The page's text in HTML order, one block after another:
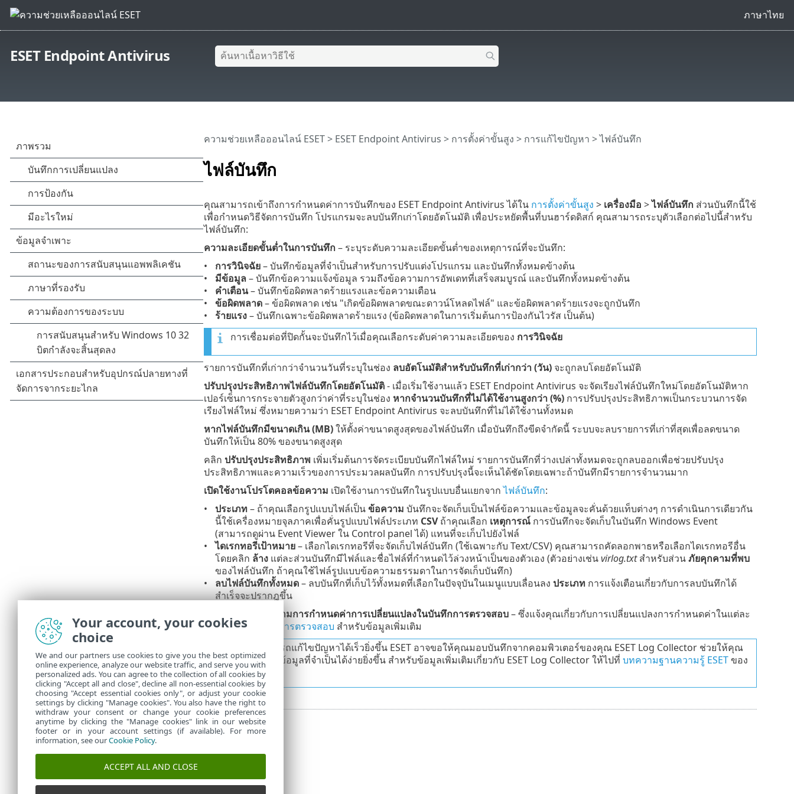
ภาษาไทย
ESET Endpoint Antivirus
ไฟล์บันทึก
ความช่วยเหลือออนไลน์ ESET> ESET Endpoint Antivirus > การตั้งค่าขั้นสูง > การแก้ไขปัญหา > ไฟล์บันทึก
คุณสามารถเข้าถึงการกำหนดค่าการบันทึกของ ESET Endpoint Antivirus ได้ใน การตั้งค่าขั้นสูง > เครื่องมือ >ไฟล์บันทึก ส่วนบันทึกนี้ใช้
เพื่อกำหนดวิธีจัดการบันทึก โปรแกรมจะลบบันทึกเก่าโดยอัตโนมัติ เพื่อประหยัดพื้นที่บนฮาร์ดดิสก์ คุณสามารถระบุตัวเลือกต่อไปนี้สำหรับ
ไฟล์บันทึก:
ความละเอียดขั้นต่ำในการบันทึก – ระบุระดับความละเอียดขั้นต่ำของเหตุการณ์ที่จะบันทึก:
การวินิจฉัย– บันทึกข้อมูลที่จำเป็นสำหรับการปรับแต่งโปรแกรม และบันทึกทั้งหมดข้างต้น
มีข้อมูล– บันทึกข้อความแจ้งข้อมูล รวมถึงข้อความการอัพเดทที่เสร็จสมบูรณ์ และบันทึกทั้งหมดข้างต้น
คำเตือน– บันทึกข้อผิดพลาดร้ายแรงและข้อความเตือน
ข้อผิดพลาด– ข้อผิดพลาด เช่น "เกิดข้อผิดพลาดขณะดาวน์โหลดไฟล์" และข้อผิดพลาดร้ายแรงจะถูกบันทึก
ร้ายแรง– บันทึกเฉพาะข้อผิดพลาดร้ายแรง (ข้อผิดพลาดในการเริ่มต้นการป้องกันไวรัส เป็นต้น)
การเชื่อมต่อที่ปิดกั้นจะบันทึกไว้เมื่อคุณเลือกระดับค่าความละเอียดของ การวินิจฉัย
รายการบันทึกที่เก่ากว่าจำนวนวันที่ระบุในช่อง ลบอัตโนมัติสำหรับบันทึกที่เก่ากว่า (วัน)จะถูกลบโดยอัตโนมัติ
ปรับปรุงประสิทธิภาพไฟล์บันทึกโดยอัตโนมัติ- เมื่อเริ่มใช้งานแล้ว ESET Endpoint Antivirus จะจัดเรียงไฟล์บันทึกใหม่โดยอัตโนมัติหาก
เปอร์เซ็นการกระจายตัวสูงกว่าค่าที่ระบุในช่อง หากจำนวนบันทึกที่ไม่ได้ใช้งานสูงกว่า (%)การปรับปรุงประสิทธิภาพเป็นกระบวนการจัด
เรียงไฟล์ใหม่ ซึ่งหมายความว่า ESET Endpoint Antivirus จะลบบันทึกที่ไม่ได้ใช้งานทั้งหมด
หากไฟล์บันทึกมีขนาดเกิน (MB)ให้ตั้งค่าขนาดสูงสุดของไฟล์บันทึก เมื่อบันทึกถึงขีดจำกัดนี้ ระบบจะลบรายการที่เก่าที่สุดเพื่อลดขนาด
บันทึกให้เป็น 80% ของขนาดสูงสุด
คลิก ปรับปรุงประสิทธิภาพ เพิ่มเริ่มต้นการจัดระเบียบบันทึกไฟล์ใหม่ รายการบันทึกที่ว่างเปล่าทั้งหมดจะถูกลบออกเพื่อช่วยปรับปรุง
ประสิทธิภาพและความเร็วของการประมวลผลบันทึก การปรับปรุงนี้จะเห็นได้ชัดโดยเฉพาะถ้าบันทึกมีรายการจำนวนมาก
เปิดใช้งานโปรโตคอลข้อความ เปิดใช้งานการบันทึกในรูปแบบอื่นแยกจากไฟล์บันทึก:
ประเภท– ถ้าคุณเลือกรูปแบบไฟล์เป็นข้อความ บันทึกจะจัดเก็บเป็นไฟล์ข้อความและข้อมูลจะคั่นด้วยแท็บต่างๆ การดำเนินการเดียวกัน
นี้ใช้เครื่องหมายจุลภาคเพื่อคั่นรูปแบบไฟล์ประเภท CSVถ้าคุณเลือก เหตุการณ์การบันทึกจะจัดเก็บในบันทึก Windows Event
(สามารถดูผ่าน Event Viewer ใน Control panel ได้) แทนที่จะเก็บไปยังไฟล์
ไดเรกทอรีเป้าหมาย– เลือกไดเรกทอรีที่จะจัดเก็บไฟล์บันทึก (ใช้เฉพาะกับ Text/CSV) คุณสามารถคัดลอกพาธหรือเลือกไดเรกทอรีอื่น
โดยคลิก ล้างแต่ละส่วนบันทึกมีไฟล์และชื่อไฟล์ที่กำหนดไว้ล่วงหน้าเป็นของตัวเอง (ตัวอย่างเช่นvirlog.txtสำหรับส่วนภัยคุกคามที่พบ
ของไฟล์บันทึก ถ้าคุณใช้ไฟล์รูปแบบข้อความธรรมดาในการจัดเก็บบันทึก)
ลบไฟล์บันทึกทั้งหมด– ลบบันทึกที่เก็บไว้ทั้งหมดที่เลือกในปัจจุบันในเมนูแบบเลื่อนลง ประเภทการแจ้งเตือนเกี่ยวกับการลบบันทึกได้
สำเร็จจะปรากฎขึ้น
เปิดใช้งานการติดตามการกำหนดค่าการเปลี่ยนแปลงในบันทึกการตรวจสอบ– ซึ่งแจ้งคุณเกี่ยวกับการเปลี่ยนแปลงการกำหนดค่าในแต่ละ
ครั้ง โปรดดู
บันทึกการตรวจสอบ สำหรับข้อมูลเพิ่มเติม
เพื่อให้สามารถแก้ไขปัญหาได้เร็วยิ่งขึ้น ESET อาจขอให้คุณมอบบันทึกจากคอมพิวเตอร์ของคุณ ESET Log Collector ช่วยให้คุณ
สามารถเก็บข้อมูลที่จำเป็นได้ง่ายยิ่งขึ้น สำหรับข้อมูลเพิ่มเติมเกี่ยวกับ ESET Log Collector ให้ไปที่ บทความฐานความรู้ ESETของ
เรา
Your account, your cookies
choice
We and our partners use cookies to give you the best optimized
online experience, analyze our website traffic, and serve you with
personalized ads. You can agree to the collection of all cookies by
clicking "Accept all and close", decline all non-essential cookies by
choosing "Accept essential cookies only", or adjust your cookie
settings by clicking "Manage cookies". You also have the right to
withdraw your consent or change your cookie preferences
anytime by clicking the "Manage cookies" link in our website
footer or in your account settings (if available). For more
information, see ourCookie Policy.
ACCEPT ALL AND CLOSE